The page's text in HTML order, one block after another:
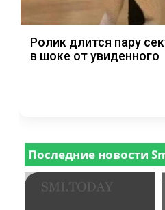
Ролик длится пару
в шоке от увиденного